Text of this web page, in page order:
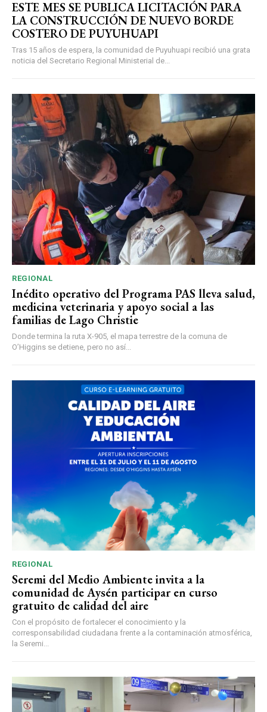
ESTE MES SE PUBLICA LICITACIÓN PARA
LA CONSTRUCCIÓN DE NUEVO BORDE
COSTERO DE PUYUHUAPI
Tras 15 años de espera, la comunidad de Puyuhuapi recibió una grata
noticia del Secretario Regional Ministerial de...
REGIONAL
Inédito operativo del Programa PAS lleva salud,
medicina veterinaria y apoyo social a las
familias de Lago Christie
Donde termina la ruta X-905, el mapa terrestre de la comuna de
O’Higgins se detiene, pero no así...
REGIONAL
Seremi del Medio Ambiente invita a la
comunidad de Aysén participar en curso
gratuito de calidad del aire
Con el propósito de fortalecer el conocimiento y la
corresponsabilidad ciudadana frente a la contaminación atmosférica,
la Seremi...